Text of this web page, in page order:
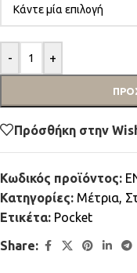
- +
Πρόσθήκη στην
Κωδικός προϊόντος:
Κατηγορίες: Μέτρια,
Ετικέτα: Pocket
Share: